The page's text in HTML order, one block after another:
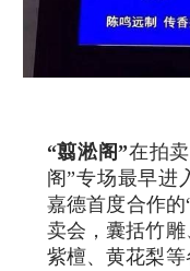
“翦淞阁”在拍
阁”专场最早进
嘉德首度合作
卖会，囊括竹雕
紫檀、黄花梨